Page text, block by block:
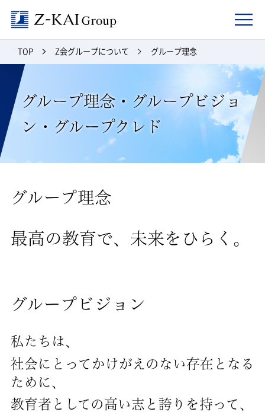
TOP Z会グループについて グループ理念
グループ理念・グループビジョ
ン・グループクレド
グループ理念
最高の教育で、未来をひらく。
グループビジョン
私たちは、
社会にとってかけがえのない存在となる
ために、
教育者としての高い志と誇りを持って、